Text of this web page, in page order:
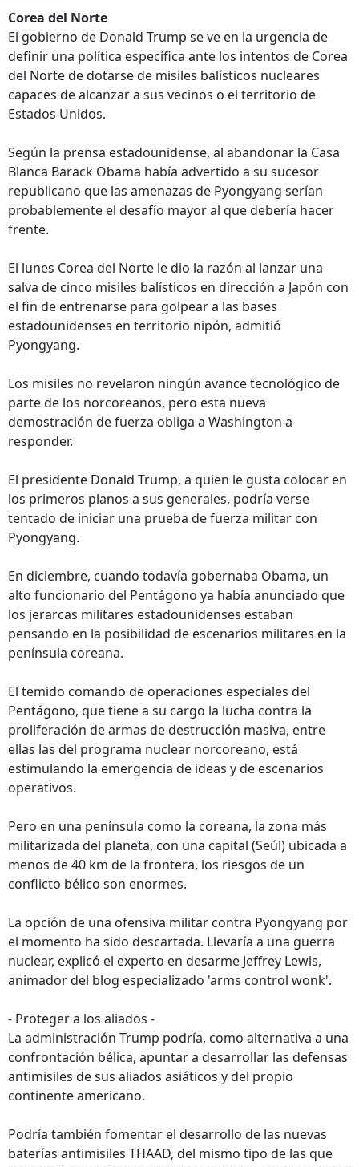
Corea del Norte
El gobierno de Donald Trump se ve en la urgencia de
definir una política específica ante los intentos de Corea
del Norte de dotarse de misiles balísticos nucleares
capaces de alcanzar a sus vecinos o el territorio de
Estados Unidos.
Según la prensa estadounidense, al abandonar la Casa
Blanca Barack Obama había advertido a su sucesor
republicano que las amenazas de Pyongyang serían
probablemente el desafío mayor al que debería hacer
frente.
El lunes Corea del Norte le dio la razón al lanzar una
salva de cinco misiles balísticos en dirección a Japón con
el fin de entrenarse para golpear a las bases
estadounidenses en territorio nipón, admitió
Pyongyang.
Los misiles no revelaron ningún avance tecnológico de
parte de los norcoreanos, pero esta nueva
demostración de fuerza obliga a Washington a
responder.
El presidente Donald Trump, a quien le gusta colocar en
los primeros planos a sus generales, podría verse
tentado de iniciar una prueba de fuerza militar con
Pyongyang.
En diciembre, cuando todavía gobernaba Obama, un
alto funcionario del Pentágono ya había anunciado que
los jerarcas militares estadounidenses estaban
pensando en la posibilidad de escenarios militares en la
península coreana.
El temido comando de operaciones especiales del
Pentágono, que tiene a su cargo la lucha contra la
proliferación de armas de destrucción masiva, entre
ellas las del programa nuclear norcoreano, está
estimulando la emergencia de ideas y de escenarios
operativos.
Pero en una península como la coreana, la zona más
militarizada del planeta, con una capital (Seúl) ubicada a
menos de 40 km de la frontera, los riesgos de un
conflicto bélico son enormes.
La opción de una ofensiva militar contra Pyongyang por
el momento ha sido descartada. Llevaría a una guerra
nuclear, explicó el experto en desarme Jeffrey Lewis,
animador del blog especializado 'arms control wonk'.
- Proteger a los aliados -
La administración Trump podría, como alternativa a una
confrontación bélica, apuntar a desarrollar las defensas
antimisiles de sus aliados asiáticos y del propio
continente americano.
Podría también fomentar el desarrollo de las nuevas
baterías antimisiles THAAD, del mismo tipo de las que